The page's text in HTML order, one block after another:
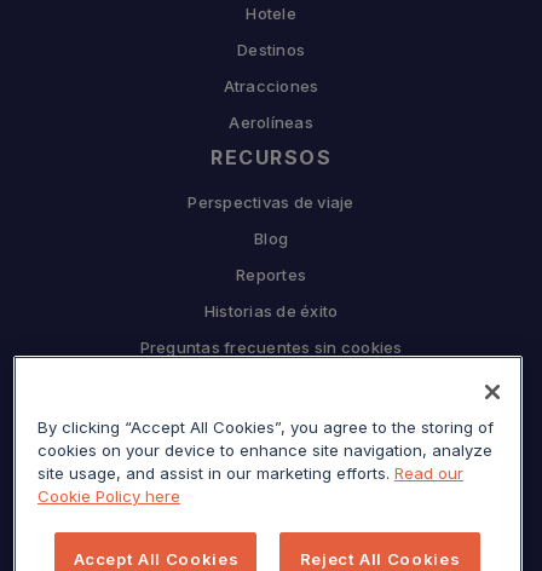
Hotele
Destinos
Atracciones
Aerolíneas
RECURSOS
Perspectivas de viaje
Blog
Reportes
Historias de éxito
Preguntas frecuentes sin cookies
Por qué Sojern
Prensa
By clicking “Accept All Cookies”, you agree to the storing of
cookies on your device to enhance site navigation, analyze
site usage, and assist in our marketing efforts. Read our
Cookie Policy here
Accept All Cookies Reject All Cookies